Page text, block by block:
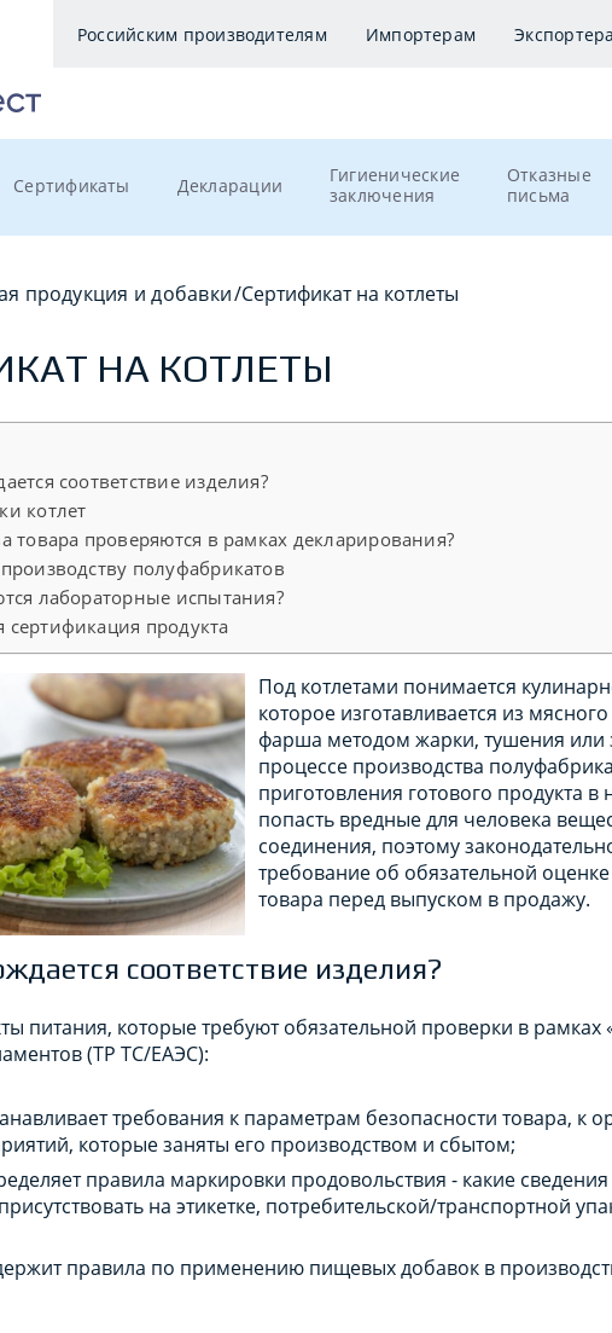
Российским производителям Импортерам
Сертификаты Декларации
Гигиенические
заключения
Отказные
письма
продукция и добавки/Сертификат на котлеты
НА КОТЛЕТЫ
соответствие изделия?
котлет
товара проверяются в рамках декларирования?
полуфабрикатов
лабораторные испытания?
сертификация продукта
Под котлетами понимается
которое изготавливается из
фарша методом жарки, тушения или
процессе производства
приготовления готового продукта в
попасть вредные для человека
соединения, поэтому
требование об обязательной оценке
товара перед выпуском в продажу.
соответствие изделия?
питания, которые требуют обязательной проверки в
(ТР ТС/ЕАЭС):
требования к параметрам безопасности товара, к
которые заняты его производством и сбытом;
правила маркировки продовольствия - какие
на этикетке, потребительской/транспортной
правила по применению пищевых добавок в